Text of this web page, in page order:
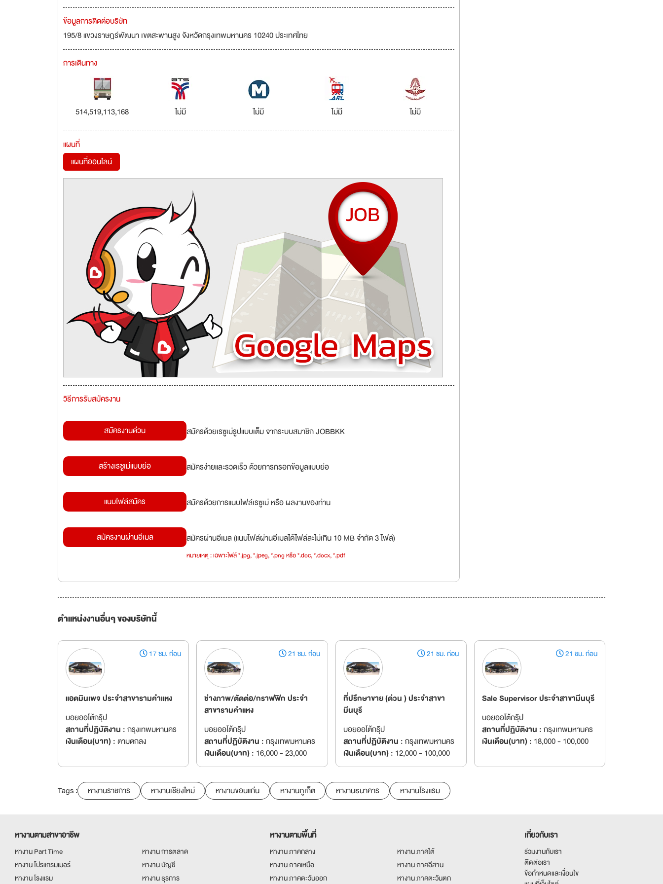
ข้อมูลการติดต่อบริษัท
195/8 แขวงราษฎร์พัฒนา เขตสะพานสูง จังหวัดกรุงเทพมหานคร 10240 ประเทศไทย
การเดินทาง
514,519,113,168 ไม่มี ไม่มี ไม่มี ไม่มี
แผนที่
แผนที่ออนไลน์
วิธีการรับสมัครงาน
สมัครงานด่วน สมัครด้วยเรซูเม่รูปแบบเต็ม จากระบบสมาชิก JOBBKK
สร้างเรซูเม่แบบย่อ สมัครง่ายและรวดเร็ว ด้วยการกรอกข้อมูลแบบย่อ
แนบไฟล์สมัคร สมัครด้วยการแนบไฟล์เรซูเม่ หรือ ผลงานของท่าน
สมัครงานผ่านอีเมล สมัครผ่านอีเมล (แนบไฟล์ผ่านอีเมลได้ไฟล์ละไม่เกิน 10 MB จำกัด 3 ไฟล์)
หมายเหตุ : เฉพาะไฟล์ *.jpg, *.jpeg, *.png หรือ *.doc, *.docx, *.pdf
ตำแหน่งงานอื่นๆ ของบริษัทนี้
17 ชม. ก่อน
แอดมินเพจ ประจำสาขารามคำแหง
บอยออโต้กรุ๊ป
สถานที่ปฏิบัติงาน :กรุงเทพมหานคร
เงินเดือน(บาท) :ตามตกลง
21 ชม. ก่อน
ช่างภาพ/ตัดต่อ/กราฟฟิก ประจำ
สาขารามคำแหง
บอยออโต้กรุ๊ป
สถานที่ปฏิบัติงาน :กรุงเทพมหานคร
เงินเดือน(บาท) : 16,000 - 23,000
21 ชม. ก่อน
ที่ปรึกษาขาย (ด่วน ) ประจำสาขา
มีนบุรี
บอยออโต้กรุ๊ป
สถานที่ปฏิบัติงาน :กรุงเทพมหานคร
เงินเดือน(บาท) : 12,000 - 100,000
21 ชม. ก่อน
Sale Supervisor ประจำสาขามีนบุรี
บอยออโต้กรุ๊ป
สถานที่ปฏิบัติงาน :กรุงเทพมหานคร
เงินเดือน(บาท) : 18,000 - 100,000
Tags : หางานราชการ หางานเชียงใหม่ หางานขอนแก่น หางานภูเก็ต หางานธนาคาร หางานโรงแรม
หางานตามสาขาอาชีพ
หางาน Part Time
หางาน การตลาด
หางาน โปรแกรมเมอร์
หางาน บัญชี
หางาน โรงแรม
หางาน ธุรการ
หางานตามพื้นที่
หางาน ภาคกลาง
หางาน ภาคใต้
หางาน ภาคเหนือ
หางาน ภาคอีสาน
หางาน ภาคตะวันออก
หางาน ภาคตะวันตก
เกี่ยวกับเรา
ร่วมงานกับเรา
ติดต่อเรา
ข้อกำหนดและเงื่อนไข